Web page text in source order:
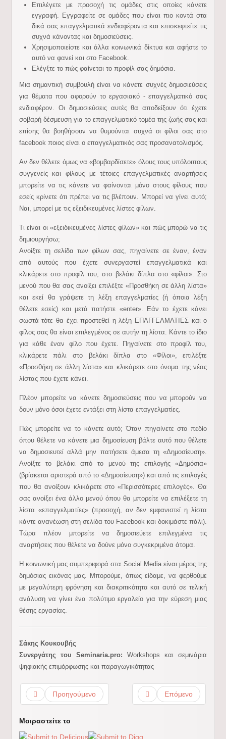
Επιλέγετε με προσοχή τις ομάδες στις οποίες κάνετε
εγγραφή. Εγγραφείτε σε ομάδες που είναι πιο κοντά στα
δικά σας επαγγελματικά ενδιαφέροντα και επισκεφτείτε τις
συχνά κάνοντας και δημοσιεύσεις.
Χρησιμοποιείστε και άλλα κοινωνικά δίκτυα και αφήστε το
αυτό να φανεί και στο Facebook.
Ελέγξτε το πώς φαίνεται το προφίλ σας δημόσια.
Μια σημαντική συμβουλή είναι να κάνετε συχνές δημοσιεύσεις
για θέματα που αφορούν το εργασιακό - επαγγελματικό σας
ενδιαφέρον. Οι δημοσιεύσεις αυτές θα αποδείξουν ότι έχετε
σοβαρή δέσμευση για το επαγγελματικό τομέα της ζωής σας και
επίσης θα βοηθήσουν να θυμούνται συχνά οι φίλοι σας στο
facebook ποιος είναι ο επαγγελματικός σας προσανατολισμός.
Αν δεν θέλετε όμως να «βομβαρδίσετε» όλους τους υπόλοιπους
συγγενείς και φίλους με τέτοιες επαγγελματικές αναρτήσεις
μπορείτε να τις κάνετε να φαίνονται μόνο στους φίλους που
εσείς κρίνετε ότι πρέπει να τις βλέπουν. Μπορεί να γίνει αυτό;
Ναι, μπορεί με τις εξειδικευμένες λίστες φίλων.
Τι είναι οι «εξειδικευμένες λίστες φίλων» και πώς μπορώ να τις
δημιουργήσω;
Ανοίξτε τη σελίδα των φίλων σας, πηγαίνετε σε έναν, έναν
από αυτούς που έχετε συνεργαστεί επαγγελματικά και
κλικάρετε στο προφίλ του, στο βελάκι δίπλα στο «φίλοι». Στο
μενού που θα σας ανοίξει επιλέξτε «Προσθήκη σε άλλη λίστα»
και εκεί θα γράψετε τη λέξη επαγγελματίες (ή όποια λέξη
θέλετε εσείς) και μετά πατήστε «enter». Εάν το έχετε κάνει
σωστά τότε θα έχει προστεθεί η λέξη ΕΠΑΓΓΕΛΜΑΤΙΕΣ και ο
φίλος σας θα είναι επιλεγμένος σε αυτήν τη λίστα. Κάντε το ίδιο
για κάθε έναν φίλο που έχετε. Πηγαίνετε στο προφίλ του,
κλικάρετε πάλι στο βελάκι δίπλα στο «Φίλοι», επιλέξτε
«Προσθήκη σε άλλη λίστα» και κλικάρετε στο όνομα της νέας
λίστας που έχετε κάνει.
Πλέον μπορείτε να κάνετε δημοσιεύσεις που να μπορούν να
δουν μόνο όσοι έχετε εντάξει στη λίστα επαγγελματίες.
Πώς μπορείτε να το κάνετε αυτό; Όταν πηγαίνετε στο πεδίο
όπου θέλετε να κάνετε μια δημοσίευση βάλτε αυτό που θέλετε
να δημοσιευτεί αλλά μην πατήσετε άμεσα τη «Δημοσίευση».
Ανοίξτε το βελάκι από το μενού της επιλογής «Δημόσια»
(βρίσκεται αριστερά από το «Δημοσίευση») και από τις επιλογές
που θα ανοίξουν κλικάρετε στο «Περισσότερες επιλογές». Θα
σας ανοίξει ένα άλλο μενού όπου θα μπορείτε να επιλέξετε τη
λίστα «επαγγελματίες» (προσοχή, αν δεν εμφανιστεί η λίστα
κάντε ανανέωση στη σελίδα του Facebook και δοκιμάστε πάλι).
Τώρα πλέον μπορείτε να δημοσιεύετε επιλεγμένα τις
αναρτήσεις που θέλετε να δούνε μόνο συγκεκριμένα άτομα.
Η κοινωνική μας συμπεριφορά στα Social Media είναι μέρος της
δημόσιας εικόνας μας. Μπορούμε, όπως είδαμε, να φερθούμε
με μεγαλύτερη φρόνηση και διακριτικότητα και αυτό σε τελική
ανάλυση να γίνει ένα πολύτιμο εργαλείο για την εύρεση μιας
θέσης εργασίας.
Σάκης Κουκουβής
Συνεργάτης του Seminaria.pro:Workshops και σεμινάρια
ψηφιακής επιμόρφωσης και παραγωγικότητας
Προηγούμενο Επόμενο
Μοιραστείτε το